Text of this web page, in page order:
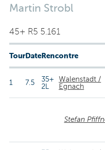
Martin Strobl
45+ R5 5.161
TourDateRencontre
1 7.5
35+
2L
Walenstadt /
Egnach
Stefan